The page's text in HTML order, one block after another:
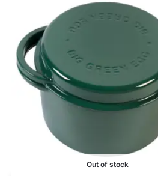
Out of stock